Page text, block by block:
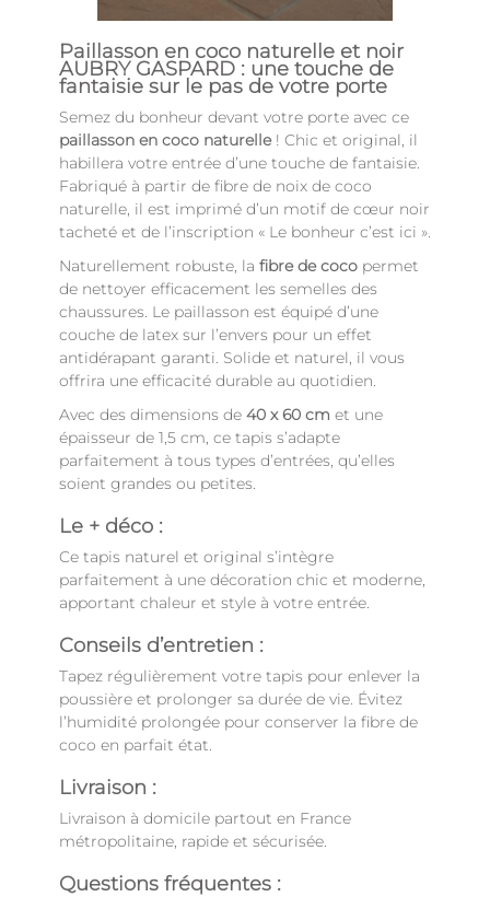
Paillasson en coco naturelle et noir
AUBRY GASPARD : une touche de
fantaisie sur le pas de votre porte
Semez du bonheur devant votre porte avec ce
paillasson en coco naturelle! Chic et original, il
habillera votre entrée d’une touche de fantaisie.
Fabriqué à partir de fibre de noix de coco
naturelle, il est imprimé d’un motif de cœur noir
tacheté et de l’inscription « Le bonheur c’est ici ».
Naturellement robuste, la fibre de coco permet
de nettoyer efficacement les semelles des
chaussures. Le paillasson est équipé d’une
couche de latex sur l’envers pour un effet
antidérapant garanti. Solide et naturel, il vous
offrira une efficacité durable au quotidien.
Avec des dimensions de 40 x 60 cm et une
épaisseur de 1,5 cm, ce tapis s’adapte
parfaitement à tous types d’entrées, qu’elles
soient grandes ou petites.
Le + déco :
Ce tapis naturel et original s’intègre
parfaitement à une décoration chic et moderne,
apportant chaleur et style à votre entrée.
Conseils d’entretien :
Tapez régulièrement votre tapis pour enlever la
poussière et prolonger sa durée de vie. Évitez
l’humidité prolongée pour conserver la fibre de
coco en parfait état.
Livraison :
Livraison à domicile partout en France
métropolitaine, rapide et sécurisée.
Questions fréquentes :